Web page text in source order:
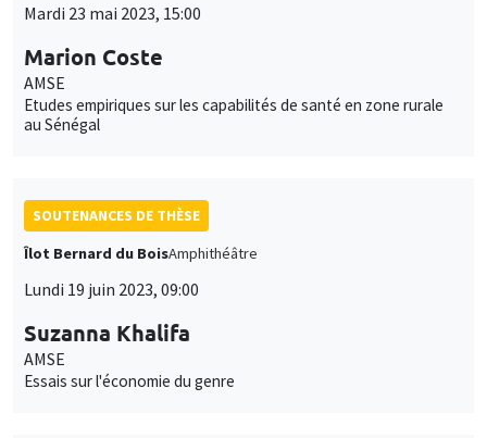
Mardi 23 mai 2023, 15:00
Marion Coste
AMSE
Etudes empiriques sur les capabilités de santé en zone rurale
au Sénégal
SOUTENANCES DE THÈSE
Îlot Bernard du BoisAmphithéâtre
Lundi 19 juin 2023, 09:00
Suzanna Khalifa
AMSE
Essais sur l'économie du genre